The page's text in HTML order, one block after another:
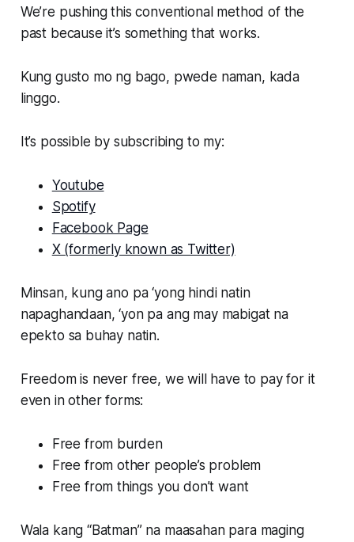
We’re pushing this conventional method of the
past because it’s something that works.
Kung gusto mo ng bago, pwede naman, kada
linggo.
It’s possible by subscribing to my:
Youtube
Spotify
Facebook Page
X (formerly known as Twitter)
Minsan, kung ano pa ‘yong hindi natin
napaghandaan, ‘yon pa ang may mabigat na
epekto sa buhay natin.
Freedom is never free, we will have to pay for it
even in other forms:
Free from burden
Free from other people’s problem
Free from things you don’t want
Wala kang “Batman” na maasahan para maging